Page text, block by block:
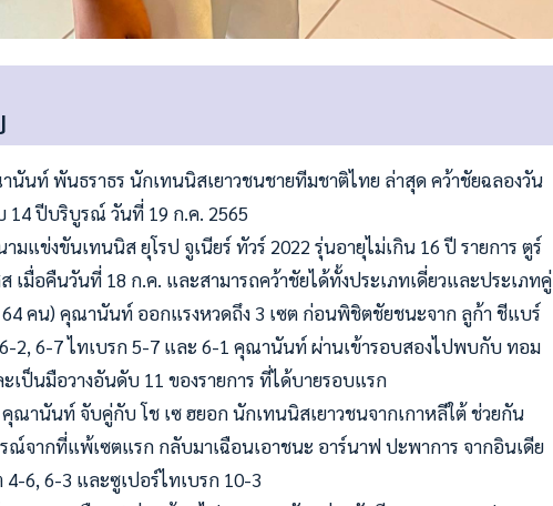
นท์ พันธราธร นักเทนนิสเยาวชนชายทีมชาติไทย ล่าสุด คว้าชัยฉลองวัน
14 ปีบริบูรณ์ วันที่ 19 ก.ค. 2565
แข่งขันเทนนิส ยุโรป จูเนียร์ ทัวร์ 2022 รุ่นอายุไม่เกิน 16 ปี รายการ ตูร์
เมื่อคืนวันที่ 18 ก.ค. และสามารถคว้าชัยได้ทั้งประเภทเดี่ยวและประเภทคู่
64 คน) คุณานันท์ ออกแรงหวดถึง 3 เซต ก่อนพิชิตชัยชนะจาก ลูก้า ชีแบร์
2, 6-7 ไทเบรก 5-7 และ 6-1 คุณานันท์ ผ่านเข้ารอบสองไปพบกับ ทอม
เป็นมือวางอันดับ 11 ของรายการ ที่ได้บายรอบแรก
ณานันท์ จับคู่กับ โช เซ ฮยอก นักเทนนิสเยาวชนจากเกาหลีใต้ ช่วยกัน
ณ์จากที่แพ้เซตแรก กลับมาเฉือนเอาชนะ อาร์นาฟ ปะพาการ จากอินเดีย
6, 6-3 และซูเปอร์ไทเบรก 10-3